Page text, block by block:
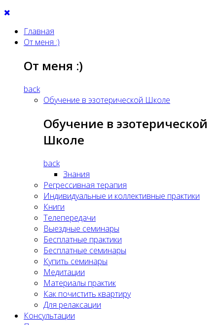
Главная
От меня :)
От меня :)
back
Обучение в эзотерической Школе
Обучение в эзотерической
Школе
back
Знания
Регрессивная терапия
Индивидуальные и коллективные практики
Книги
Телепередачи
Выездные семинары
Бесплатные практики
Бесплатные семинары
Купить семинары
Медитации
Материалы практик
Как почистить квартиру
Для релаксации
Консультации